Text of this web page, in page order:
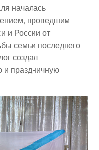
началась
проведшим
и России от
семьи последнего
создал
и праздничную